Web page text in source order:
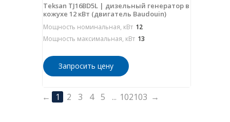
Teksan TJ16BD5L | дизельный генератор в
кожухе 12 кВт (двигатель Baudouin)
Мощность номинальная, кВт 12
Мощность максимальная, кВт 13
Запросить цену
← 1 2 3 4 5 ... 102103 →